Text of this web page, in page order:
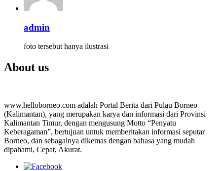
admin
foto tersebut hanya ilustrasi
About us
www.helloborneo.com adalah Portal Berita dari Pulau Borneo
(Kalimantan), yang merupakan karya dan informasi dari Provinsi
Kalimantan Timur, dengan mengusung Motto “Penyatu
Keberagaman”, bertujuan untuk memberitakan informasi seputar
Borneo, dan sebagainya dikemas dengan bahasa yang mudah
dipahami, Cepat, Akurat.